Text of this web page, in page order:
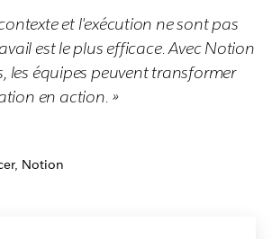
et l'exécution ne sont pas
est le plus efficace. Avec Notion
les équipes peuvent transformer
en action. »
Notion